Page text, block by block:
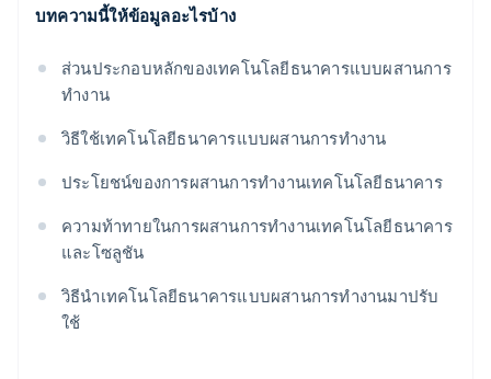
บทความนี้ให้ข้อมูลอะไรบ้าง
ส่วนประกอบหลักของเทคโนโลยีธนาคารแบบผสานการ
ทํางาน
วิธีใช้เทคโนโลยีธนาคารแบบผสานการทํางาน
ประโยชน์ของการผสานการทํางานเทคโนโลยีธนาคาร
ความท้าทายในการผสานการทำงานเทคโนโลยีธนาคาร
และโซลูชัน
วิธีนำเทคโนโลยีธนาคารแบบผสานการทํางานมาปรับ
ใช้